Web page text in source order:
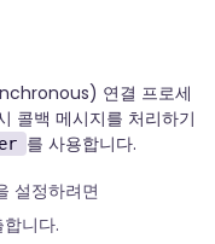
연결 프로세
콜백 메시지를 처리하기
를 사용합니다.
설정하려면
니다.